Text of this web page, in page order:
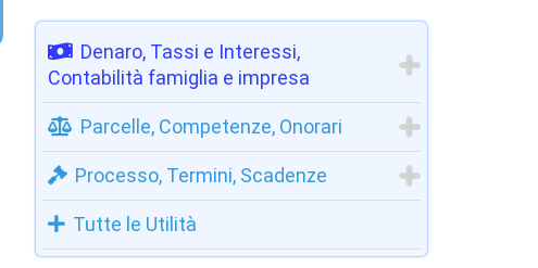
Denaro, Tassi e Interessi,
Contabilità famiglia e impresa
Parcelle, Competenze, Onorari
Processo, Termini, Scadenze
Tutte le Utilità